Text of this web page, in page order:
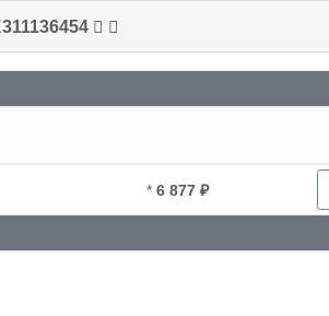
* 6 877 ₽